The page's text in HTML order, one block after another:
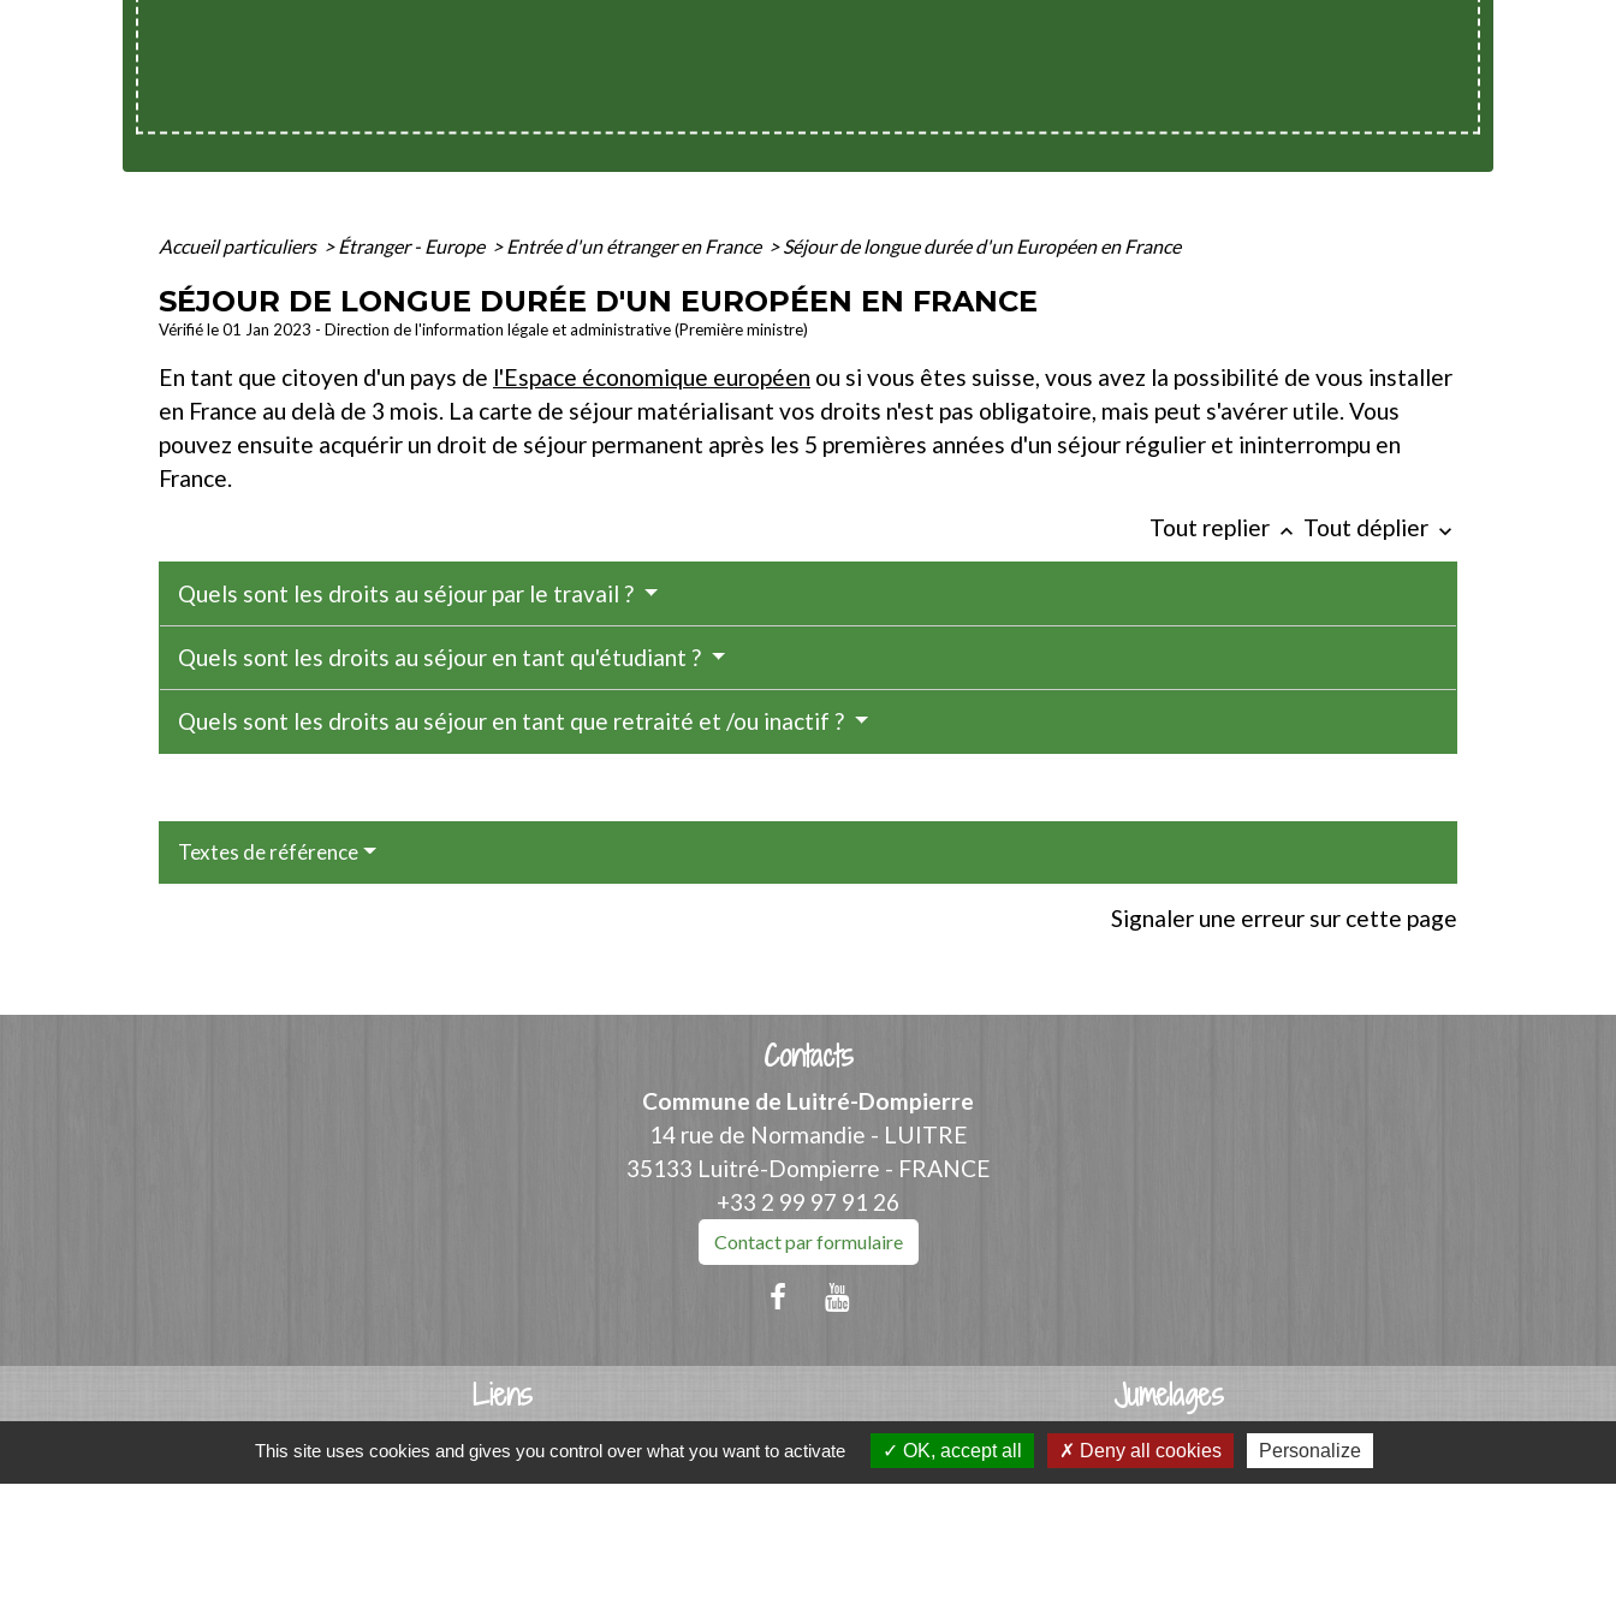
Accueil particuliers > Étranger - Europe > Entrée d'un étranger en France > Séjour de longue durée d'un Européen en France
SÉJOUR DE LONGUE DURÉE D'UN EUROPÉEN EN FRANCE
Vérifié le 01 Jan 2023 - Direction de l'information légale et administrative (Première ministre)
En tant que citoyen d'un pays de l'Espace économique européen ou si vous êtes suisse, vous avez la possibilité de vous installer
en France au delà de 3 mois. La carte de séjour matérialisant vos droits n'est pas obligatoire, mais peut s'avérer utile. Vous
pouvez ensuite acquérir un droit de séjour permanent après les 5 premières années d'un séjour régulier et ininterrompu en
France.
Tout replier keyboard_arrow_up Tout déplier keyboard_arrow_down
Quels sont les droits au séjour par le travail ?
Quels sont les droits au séjour en tant qu'étudiant ?
Quels sont les droits au séjour en tant que retraité et /ou inactif ?
Textes de référence
Signaler une erreur sur cette page
Contacts
Commune de Luitré-Dompierre
14 rue de Normandie - LUITRE
35133 Luitré-Dompierre - FRANCE
+33 2 99 97 91 26
Contact par formulaire
Liens
Fougères Agglomération
Jumelages
Przygodzice, Pologne
This site uses cookies and gives you control over what you want to activate OK, accept all Deny all cookies Personalize